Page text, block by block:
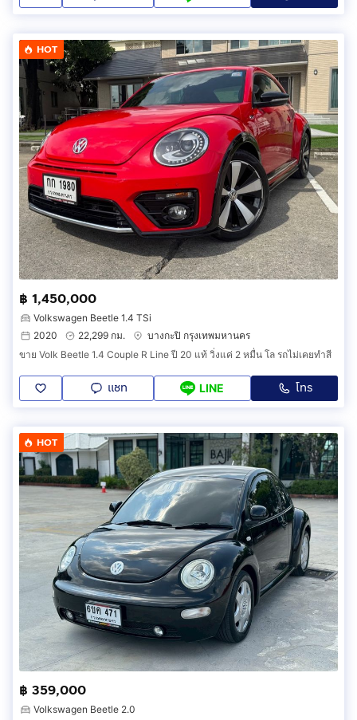
HOT
฿ 1,450,000
Volkswagen Beetle 1.4 TSi
2020
22,299 กม.
บางกะปิ กรุงเทพมหานคร
ขาย Volk Beetle 1.4 Couple R Line ปี 20 แท้ วิ่งแค่ 2 หมื่น โล รถไม่เคยทำสี
แชท LINE โทร
HOT
฿ 359,000
Volkswagen Beetle 2.0